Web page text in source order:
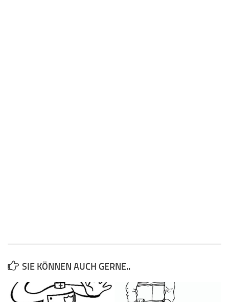
SIE KÖNNEN AUCH GERNE..